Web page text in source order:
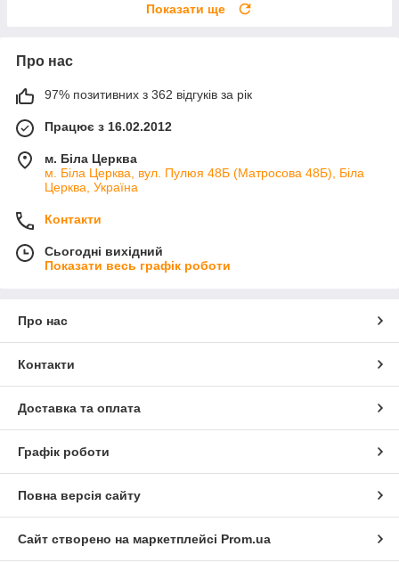
Показати ще
Про нас
97% позитивних з 362 відгуків за рік
Працює з 16.02.2012
м. Біла Церква
м. Біла Церква, вул. Пулюя 48Б (Матросова 48Б), Біла
Церква, Україна
Контакти
Сьогодні вихідний
Показати весь графік роботи
Про нас
Контакти
Доставка та оплата
Графік роботи
Повна версія сайту
Сайт створено на маркетплейсі Prom.ua